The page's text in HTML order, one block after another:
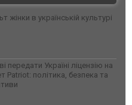
жінки в українській культурі
передати Україні ліцензію на
Patriot: політика, безпека та